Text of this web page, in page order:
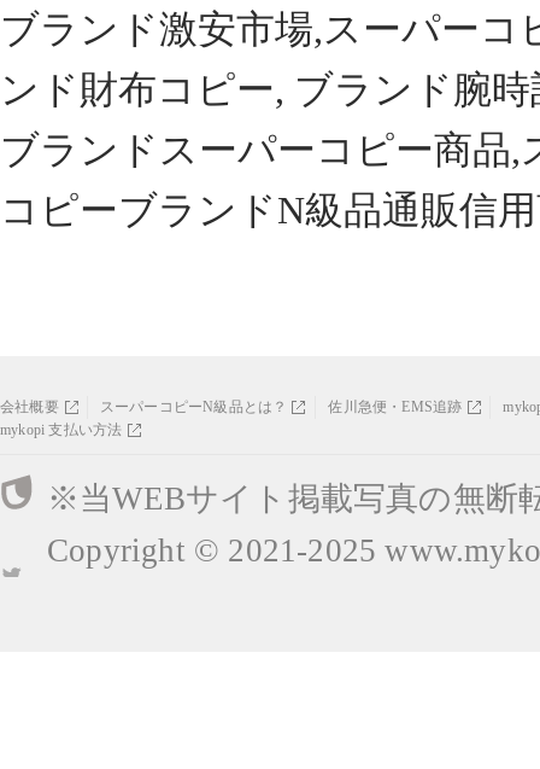
ブランド激安市場,スーパー
ンド財布コピー, ブランド腕
ブランドスーパーコピー商品
コピーブランドN級品通販信
会社概要 スーパーコピーN級品とは？ 佐川急便・EMS追跡
mykopi 支払い方法
※当WEBサイト掲載写真の無断
Copyright © 2021-2025